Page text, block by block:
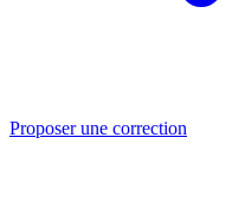
Proposer une correction